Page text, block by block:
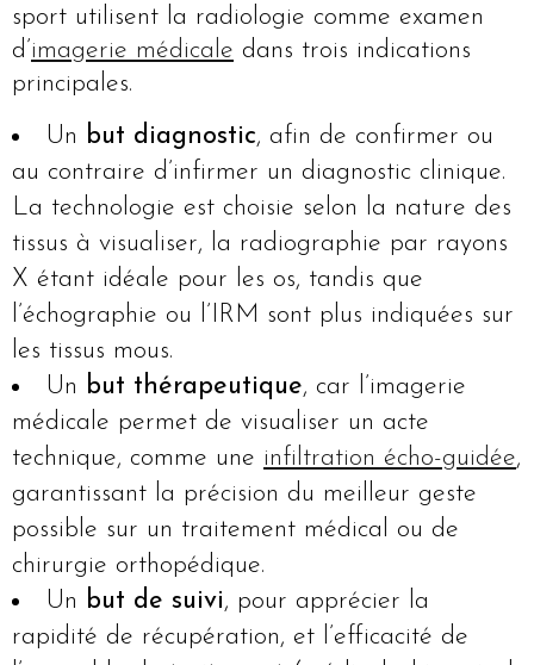
sport utilisent la radiologie comme examen
d’imagerie médicale dans trois indications
principales.
Un but diagnostic, afin de confirmer ou
au contraire d’infirmer un diagnostic clinique.
La technologie est choisie selon la nature des
tissus à visualiser, la radiographie par rayons
X étant idéale pour les os, tandis que
l’échographie ou l’IRM sont plus indiquées sur
les tissus mous.
Un but thérapeutique, car l’imagerie
médicale permet de visualiser un acte
technique, comme une infiltration écho-guidée,
garantissant la précision du meilleur geste
possible sur un traitement médical ou de
chirurgie orthopédique.
Un but de suivi, pour apprécier la
rapidité de récupération, et l’efficacité de